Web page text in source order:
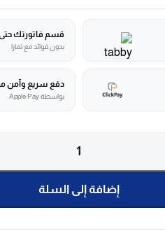
قسم فاتورتك حتى 4
بدون فوائد مع تمارا
دفع سريع وآمن
بواسطة Apple Pay
إضافة إلى السلة